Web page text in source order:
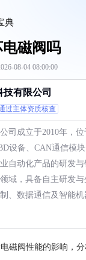
典
磁阀吗
08-04 08:00:00
有限公司
过主体资质核查
司成立于2010年，
设备、CAN通信模
自动化产品的研发
域，具备自主研发
、数据通信及智能
磁阀性能的影响，